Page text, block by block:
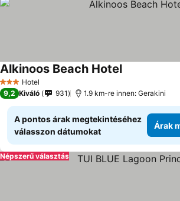
3 Kategória
Hotel
Alkinoos Beach HotelÁrak
9,2 Kiváló 931 1.9 km-re innen: Gerakini
A pontos árak megtekintéséhez
válasszon dátumokat
Árak
Népszerű választás